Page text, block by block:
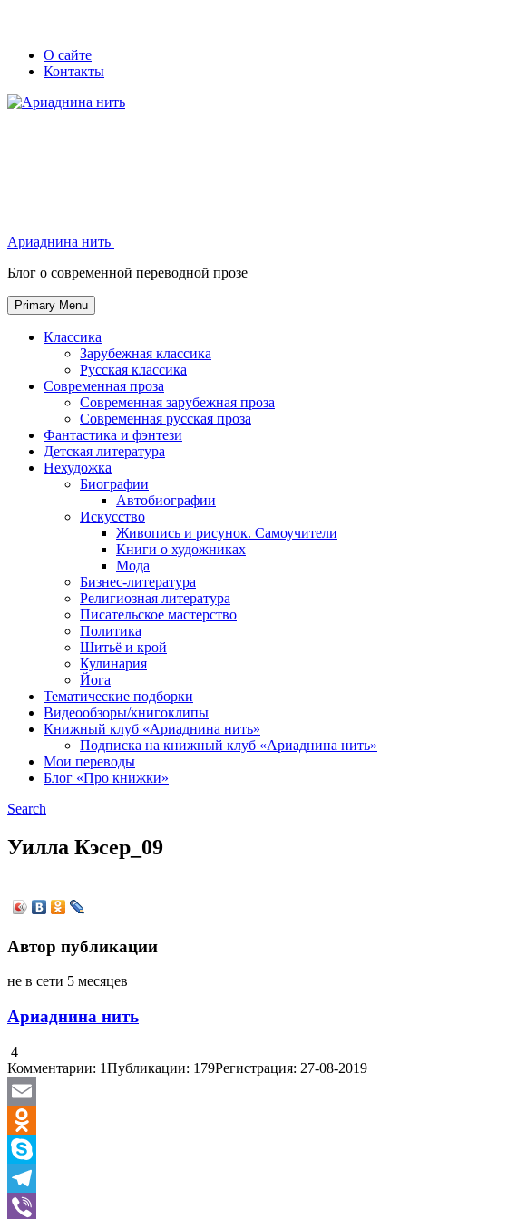
Skip
Secondary
left
navigation
Secondary
right
navigation
О сайте
Контакты
Ариаднина нить
Блог о современной переводной прозе
Primary Menu
Классика
Зарубежная классика
Русская классика
Современная проза
Современная зарубежная проза
Современная русская проза
Фантастика и фэнтези
Детская литература
Нехудожка
Биографии
Автобиографии
Искусство
Живопись и рисунок. Самоучители
Книги о художниках
Мода
Бизнес-литература
Религиозная литература
Писательское мастерство
Политика
Шитьё и крой
Кулинария
Йога
Тематические подборки
Видеообзоры/книгоклипы
Книжный клуб «Ариаднина нить»
Подписка на книжный клуб «Ариаднина нить»
Мои переводы
Блог «Про книжки»
Search
Уилла Кэсер_09
Автор публикации
не в сети 5 месяцев
Ариаднина нить
4
Комментарии: 1Публикации: 179Регистрация: 27-08-2019
Email
Odnoklassniki
Skype
Telegram